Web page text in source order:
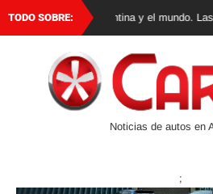
TODO SOBRE:
0 km en Argentina y el mundo. Las
Noticias de autos en
;